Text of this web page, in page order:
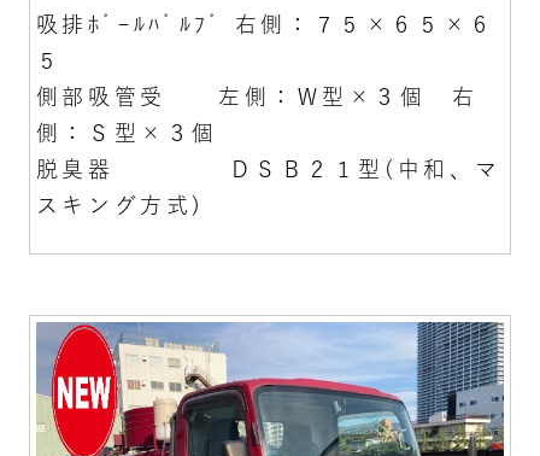
吸排ﾎﾞｰﾙﾊﾞﾙﾌﾞ 右側：７５×６５×６
５
側部吸管受 左側：Ｗ型×３個 右
側：Ｓ型×３個
脱臭器 ＤＳＢ２１型(中和、マ
スキング方式)